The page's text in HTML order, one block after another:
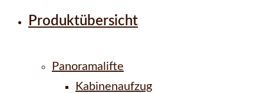
Produktübersicht
Panoramalifte
Kabinenaufzug